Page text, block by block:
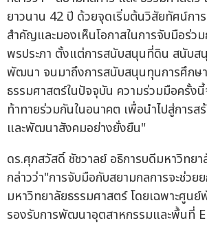
ยาวนาน 42 ปี ด้วยจุดเริ่มต้นวิสัยทัศน์กา
สำคัญและมองเห็นโอกาสในการจับมือร่ว
พรประภา ตั้งแต่การสนับสนุนที่ดิน สนับส
พัฒนา จนมาถึงการสนับสนุนทุนการศึกษ
ธรรมศาสตร์ในปัจจุบัน ความร่วมมือครั้งนี้
ท้าทายร่วมกันในอนาคต เพื่อนำไปสู่การส
และพัฒนาสังคมอย่างยั่งยืน"
ดร.ศุภสวัสดิ์ ชัชวาลย์ อธิการบดีมหาวิทย
กล่าวว่า"การจับมือกับสยามกลการจะช่วย
มหาวิทยาลัยธรรมศาสตร์ โดยเฉพาะศูน
รองรับการพัฒนาอุตสาหกรรมและพื้นที่